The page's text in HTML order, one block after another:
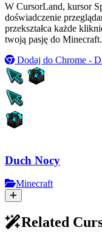
W CursorLand, kursor
doświadczenie
przekształca każde
twoją pasję do Minecraft.
Dodaj do Chrome -
Duch Nocy
Minecraft
Related